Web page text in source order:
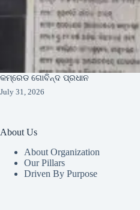
କମ୍ରେଡ ଗୋବିନ୍ଦ ପ୍ରଧାନ
July 31, 2026
About Us
About Organization
Our Pillars
Driven By Purpose​